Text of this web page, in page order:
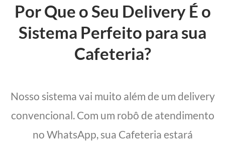
Por Que o Seu Delivery É o
Sistema Perfeito para sua
Cafeteria?
Nosso sistema vai muito além de um delivery
convencional. Com um robô de atendimento
no WhatsApp, sua Cafeteria estará